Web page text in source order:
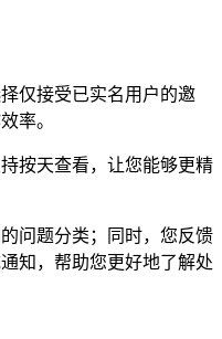
仅接受已实名用户的邀
率。
天查看，让您能够更精
题分类；同时，您反馈
知，帮助您更好地了解处